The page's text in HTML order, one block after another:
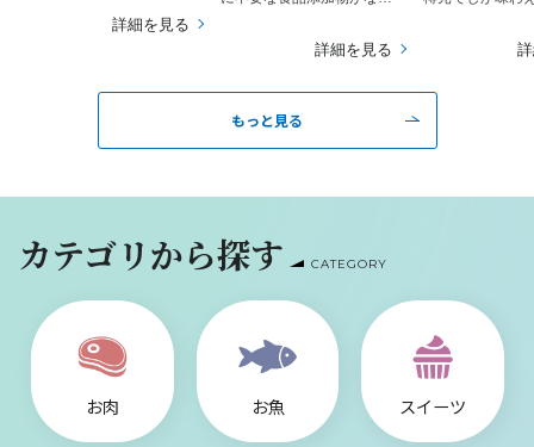
詳細を見る
詳細を見る
来ないお話しを
蔵巡りは暑さと
領域です
だくでたどり着
もっと見る
カテゴリから探す CATEGORY
お肉 お魚 スイーツ